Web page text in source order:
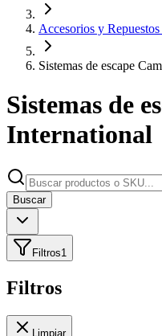
Accesorios y
Sistemas de escape
Sistemas de
International
Buscar
Filtros1
Filtros
Limpiar